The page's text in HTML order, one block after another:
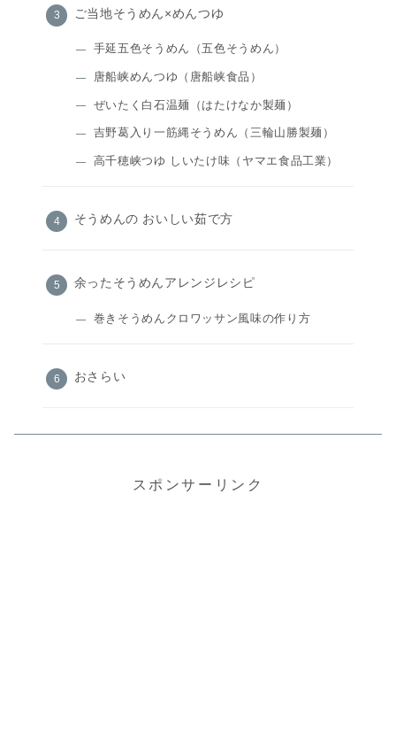
ご当地そうめん×めんつゆ
手延五色そうめん（五色そうめん）
唐船峡めんつゆ（唐船峡食品）
ぜいたく白石温麺（はたけなか製麺）
吉野葛入り一筋縄そうめん（三輪山勝製麺）
高千穂峡つゆ しいたけ味（ヤマエ食品工業）
そうめんの おいしい茹で方
余ったそうめんアレンジレシピ
巻きそうめんクロワッサン風味の作り方
おさらい
スポンサーリンク